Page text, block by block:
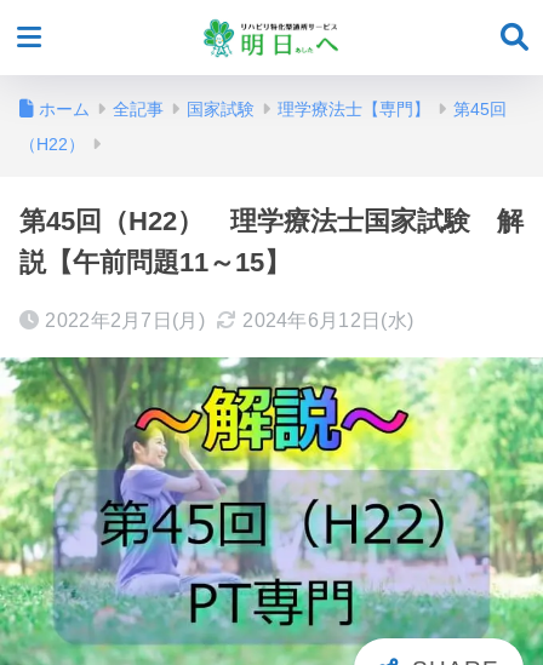
ホーム 全記事 国家試験 理学療法士【専門】
第45回
（H22）
第45回（H22） 理学療法士国家試験 解
説【午前問題11～15】
2022年2月7日(月) 2024年6月12日(水)